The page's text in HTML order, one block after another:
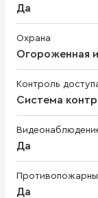
Да
Охрана
Огороженная
Контроль
Система
Да
Да